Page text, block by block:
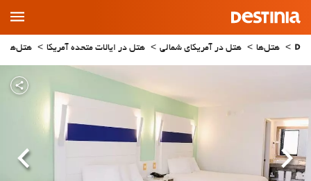
Main
Menu
هتل‌ها هتل در آمریکای شمالی هتل در ایالات متحده آمریکا هتل‌های
قبلی بعدی